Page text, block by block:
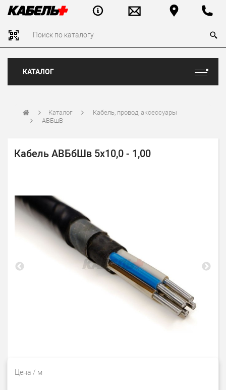
КАТАЛОГ
Каталог
Кабель, провод, аксессуары
АВБшВ
Кабель АВБбШв 5х10,0 - 1,00
Цена / м